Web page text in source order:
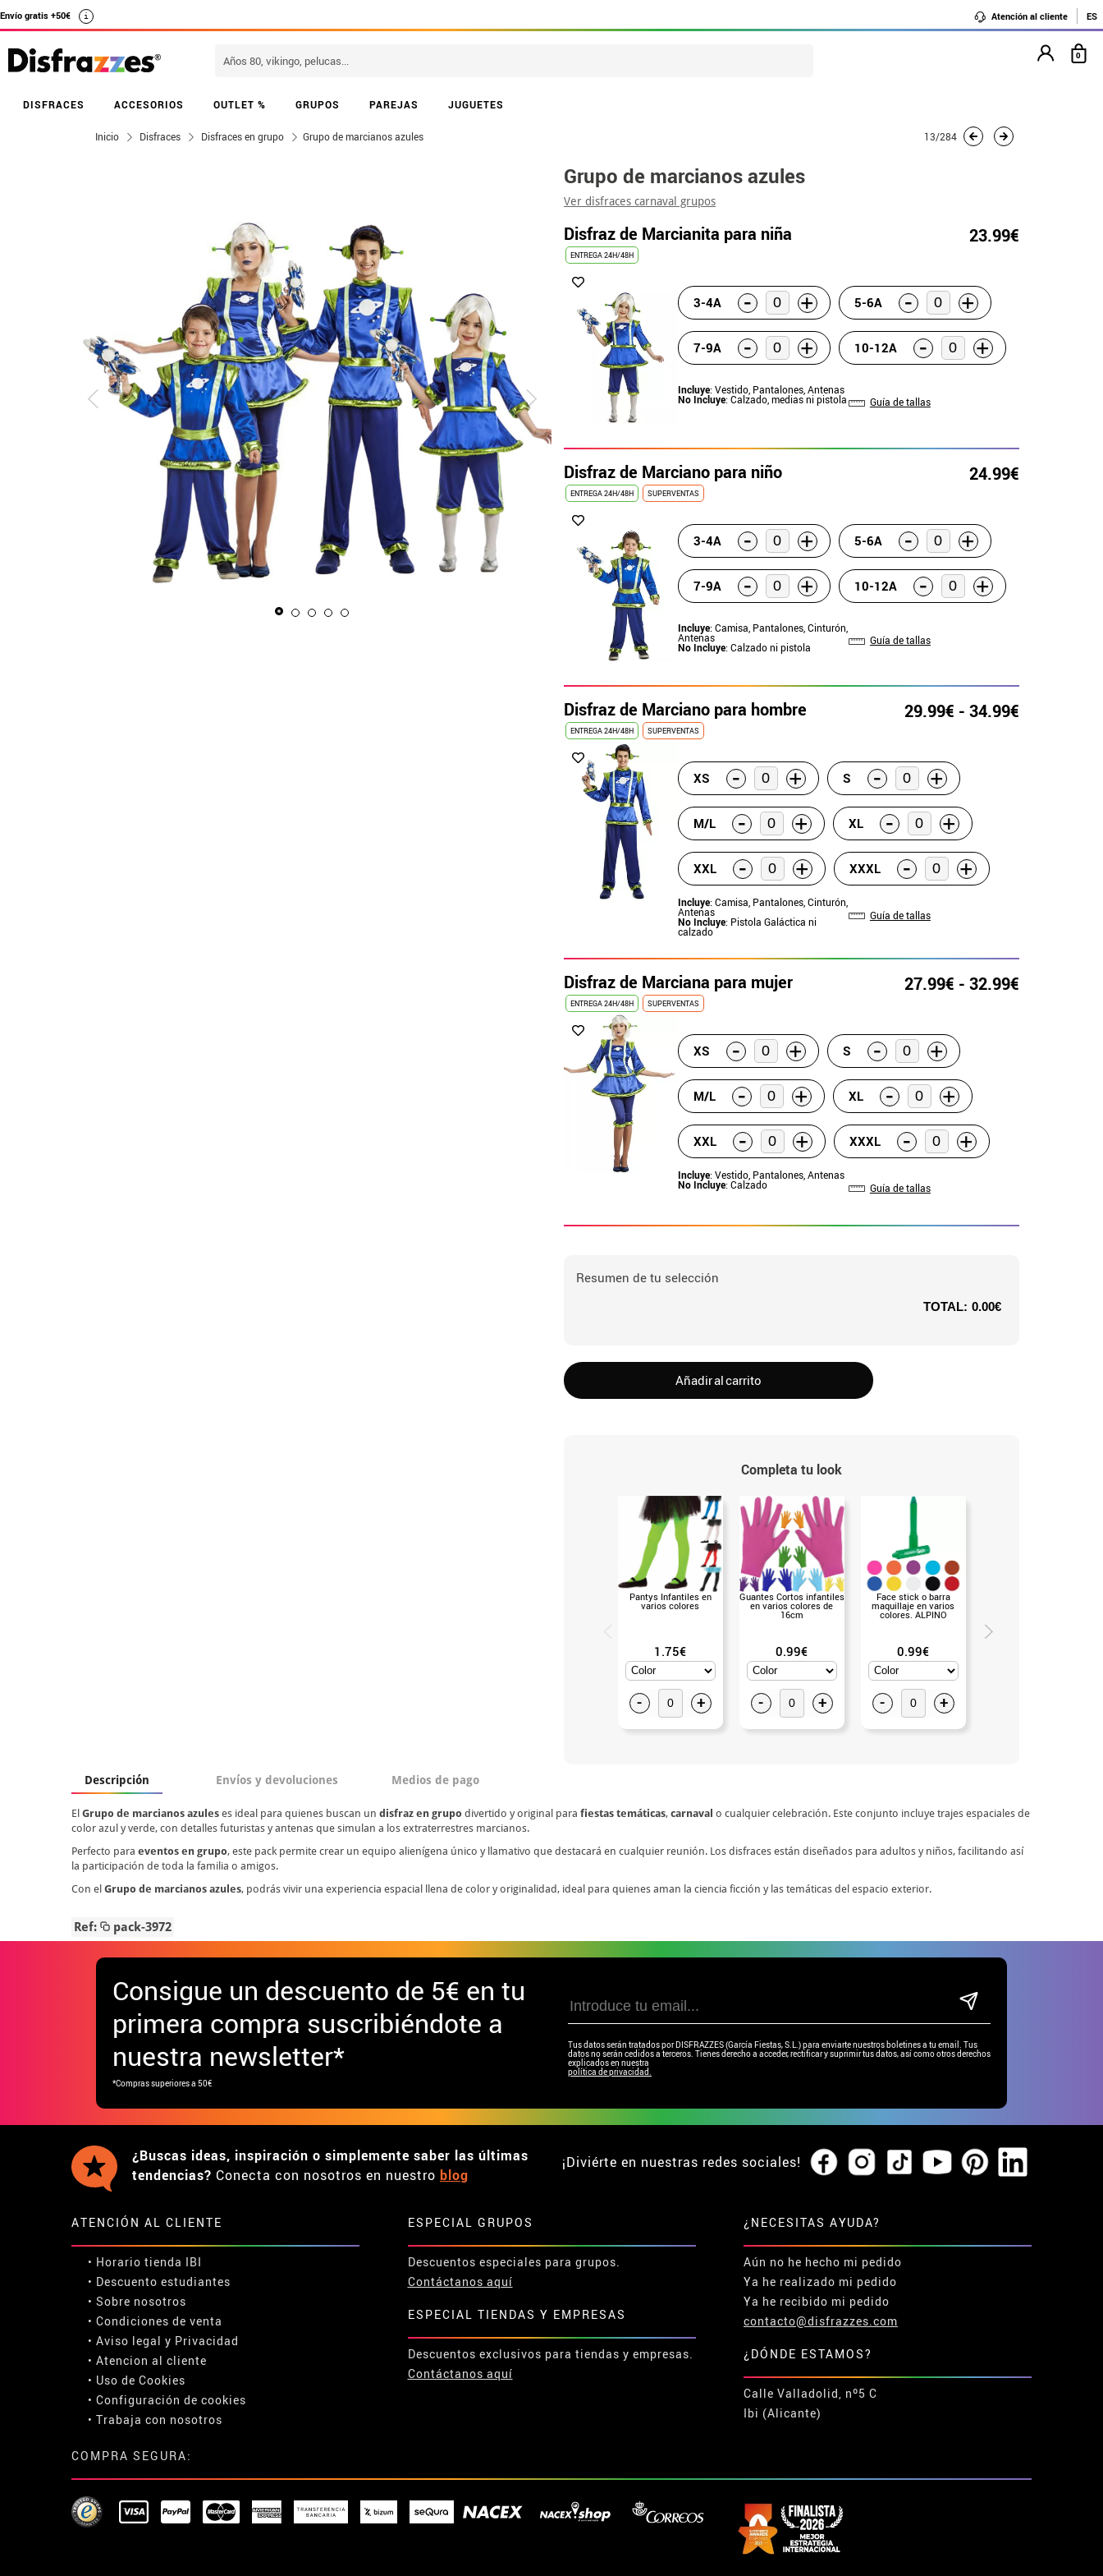
Envío gratis +50€ i Atención al cliente ES
DISFRACES ACCESORIOS OUTLET % GRUPOS PAREJAS JUGUETES
0
Inicio Disfraces Disfraces en grupo Grupo de marcianos azules 13/284
Grupo de marcianos azules
Ver disfraces carnaval grupos
Disfraz de Marcianita para niña 23.99€
ENTREGA 24H/48H
3-4A - + 5-6A - +
7-9A - + 10-12A - +
Incluye: Vestido, Pantalones, Antenas
No Incluye: Calzado, medias ni pistola Guía de tallas
Disfraz de Marciano para niño 24.99€
ENTREGA 24H/48H SUPERVENTAS
3-4A - + 5-6A - +
7-9A - + 10-12A - +
Incluye: Camisa, Pantalones, Cinturón,
Antenas
No Incluye: Calzado ni pistola
Guía de tallas
Disfraz de Marciano para hombre 29.99€ - 34.99€
ENTREGA 24H/48H SUPERVENTAS
XS - + S - +
M/L - + XL - +
XXL - + XXXL - +
Incluye: Camisa, Pantalones, Cinturón,
Antenas
No Incluye: Pistola Galáctica ni
calzado
Guía de tallas
Disfraz de Marciana para mujer 27.99€ - 32.99€
ENTREGA 24H/48H SUPERVENTAS
XS - + S - +
M/L - + XL - +
XXL - + XXXL - +
Incluye: Vestido, Pantalones, Antenas
No Incluye: Calzado Guía de tallas
Resumen de tu selección
TOTAL: 0.00€
Añadir al carrito
Completa tu look
Pantys Infantiles en
varios colores
1.75€
- +
Guantes Cortos infantiles
en varios colores de
16cm
0.99€
- +
Face stick o barra
maquillaje en varios
colores. ALPINO
0.99€
- +
Descripción Envíos y devoluciones Medios de pago
El Grupo de marcianos azules es ideal para quienes buscan un disfraz en grupo divertido y original para fiestas temáticas, carnaval o cualquier celebración. Este conjunto incluye trajes espaciales de
color azul y verde, con detalles futuristas y antenas que simulan a los extraterrestres marcianos.
Perfecto para eventos en grupo, este pack permite crear un equipo alienígena único y llamativo que destacará en cualquier reunión. Los disfraces están diseñados para adultos y niños, facilitando así
la participación de toda la familia o amigos.
Con el Grupo de marcianos azules, podrás vivir una experiencia espacial llena de color y originalidad, ideal para quienes aman la ciencia ficción y las temáticas del espacio exterior.
Ref: pack-3972
Consigue un descuento de 5€ en tu
primera compra suscribiéndote a
nuestra newsletter*
*Compras superiores a 50€
Tus datos serán tratados por DISFRAZZES (García Fiestas, S.L.) para enviarte nuestros boletines a tu email. Tus
datos no serán cedidos a terceros. Tienes derecho a acceder, rectificar y suprimir tus datos, así como otros derechos
explicados en nuestra
política de privacidad.
¿Buscas ideas, inspiración o simplemente saber las últimas
tendencias? Conecta con nosotros en nuestro blog
¡Diviérte en nuestras redes sociales!
ATENCIÓN AL CLIENTE
• Horario tienda IBI
• Descuento estudiantes
• Sobre nosotros
• Condiciones de venta
• Aviso legal y Privacidad
• Atencion al cliente
• Uso de Cookies
• Configuración de cookies
• Trabaja con nosotros
ESPECIAL GRUPOS
Descuentos especiales para grupos.
Contáctanos aquí
ESPECIAL TIENDAS Y EMPRESAS
Descuentos exclusivos para tiendas y empresas.
Contáctanos aquí
¿NECESITAS AYUDA?
Aún no he hecho mi pedido
Ya he realizado mi pedido
Ya he recibido mi pedido
contacto@disfrazzes.com
¿DÓNDE ESTAMOS?
Calle Valladolid, nº5 C
Ibi (Alicante)
COMPRA SEGURA: